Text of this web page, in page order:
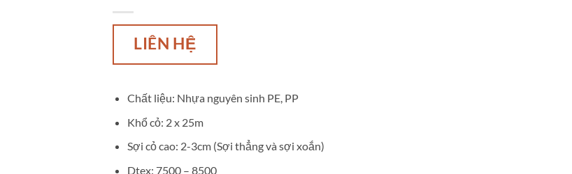
LIÊN HỆ
Chất liệu: Nhựa nguyên sinh PE, PP
Khổ cỏ: 2 x 25m
Sợi cỏ cao: 2-3cm (Sợi thẳng và sợi xoắn)
Dtex: 7500 – 8500